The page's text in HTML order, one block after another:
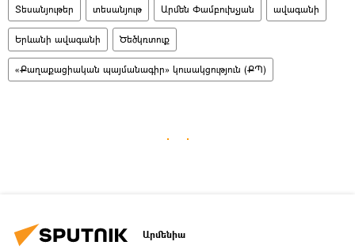
Տեսանյութեր տեսանյութ Արմեն Փամբուխչյան ավագանի
Երևանի ավագանի Ծեծկռտուք
«Քաղաքացիական պայմանագիր» կուսակցություն (ՔՊ)
Արմենիա